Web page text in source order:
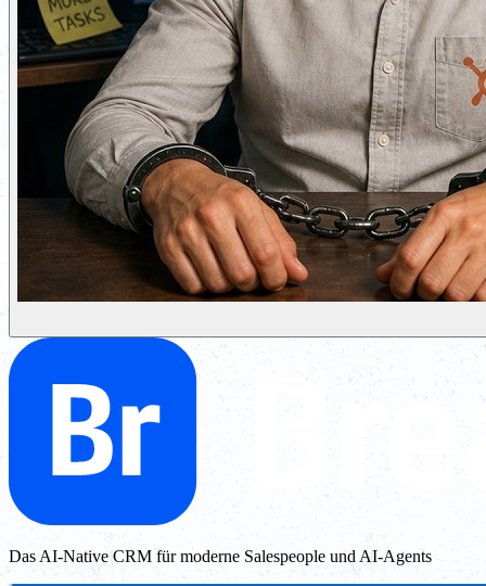
Das AI-Native CRM für moderne Salespeople und AI-Agents